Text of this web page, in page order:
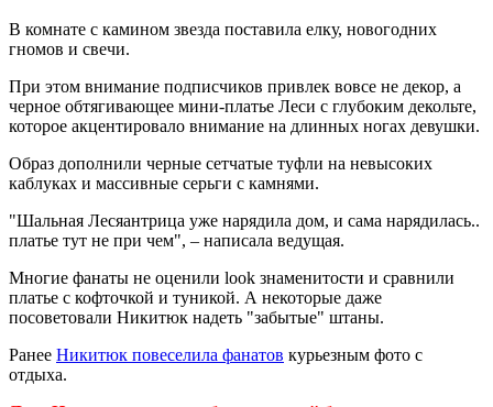
В комнате с камином звезда поставила елку, новогодних
гномов и свечи.
При этом внимание подписчиков привлек вовсе не декор, а
черное обтягивающее мини-платье Леси с глубоким декольте,
которое акцентировало внимание на длинных ногах девушки.
Образ дополнили черные сетчатые туфли на невысоких
каблуках и массивные серьги с камнями.
"Шальная Лесяантрица уже нарядила дом, и сама нарядилась..
платье тут не при чем", – написала ведущая.
Многие фанаты не оценили look знаменитости и сравнили
платье с кофточкой и туникой. А некоторые даже
посоветовали Никитюк надеть "забытые" штаны.
Ранее Никитюк повеселила фанатов курьезным фото с
отдыха.